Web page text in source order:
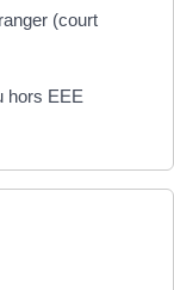
(court
hors EEE